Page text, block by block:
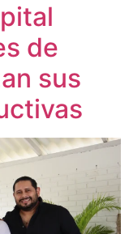
de
sus